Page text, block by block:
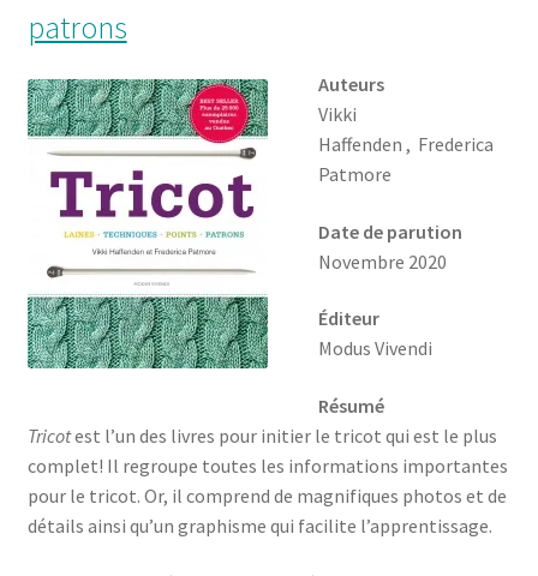
patrons
Auteurs
Vikki
Haffenden , Frederica
Patmore
Date de parution
Novembre 2020
Éditeur
Modus Vivendi
Résumé
Tricotest l’un des livres pour initier le tricot qui est le plus
complet! Il regroupe toutes les informations importantes
pour le tricot. Or, il comprend de magnifiques photos et de
détails ainsi qu’un graphisme qui facilite l’apprentissage.